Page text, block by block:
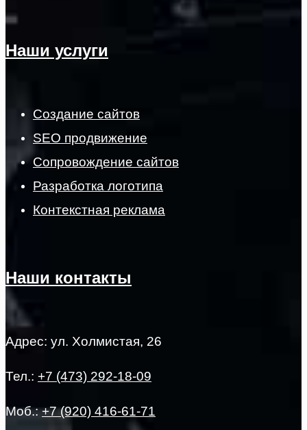
Наши услуги
Создание сайтов
SEO продвижение
Сопровождение сайтов
Разработка логотипа
Контекстная реклама
Наши контакты
Адрес: ул. Холмистая, 26
Тел.: +7 (473) 292-18-09
Моб.:+7 (920) 416-61-71